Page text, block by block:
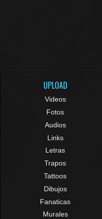
UPLOAD
Videos
Fotos
Audios
Links
Letras
Trapos
Tattoos
Dibujos
Fanaticas
Murales